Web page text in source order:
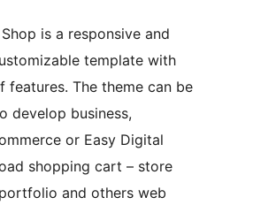
is a responsive and
template with
features. The theme can be
develop business,
or Easy Digital
shopping cart – store
and others web